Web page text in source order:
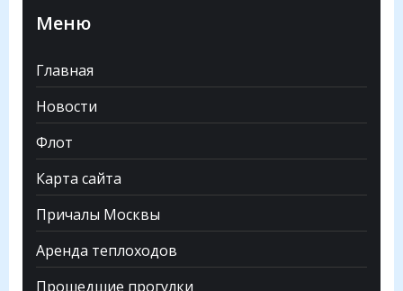
Меню
Главная
Новости
Флот
Карта сайта
Причалы Москвы
Аренда теплоходов
Прошедшие прогулки